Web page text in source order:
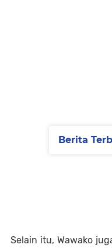
Selain itu, Wawako
Berita